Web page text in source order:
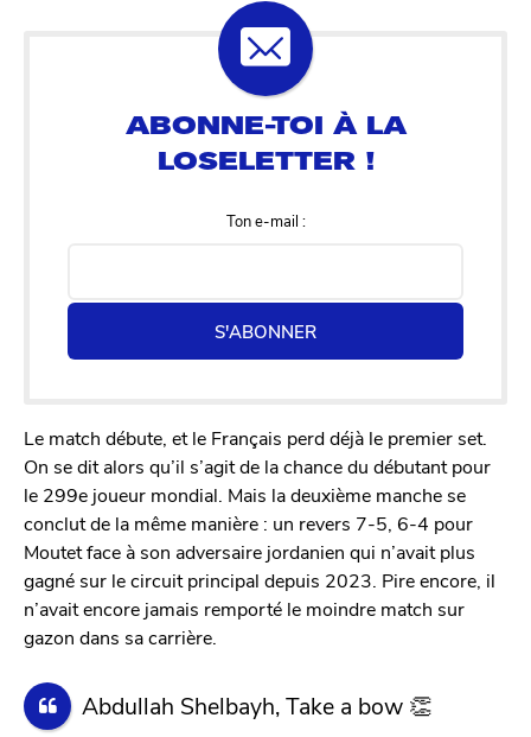
Ton e-mail :
S'ABONNER
Le match débute, et le Français perd déjà le premier set.
On se dit alors qu’il s’agit de la chance du débutant pour
le 299e joueur mondial. Mais la deuxième manche se
conclut de la même manière : un revers 7-5, 6-4 pour
Moutet face à son adversaire jordanien qui n’avait plus
gagné sur le circuit principal depuis 2023. Pire encore, il
n’avait encore jamais remporté le moindre match sur
gazon dans sa carrière.
Abdullah Shelbayh, Take a bow 👏